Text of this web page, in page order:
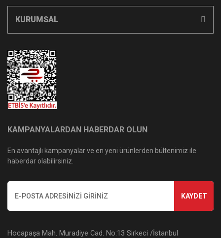
KURUMSAL
KAMPANYALARDAN HABERDAR OLUN
En avantajlı kampanyalar ve en yeni ürünlerden bültenimiz ile
haberdar olabilirsiniz.
KAYDET
Hocapaşa Mah. Muradiye Cad. No:13 Sirkeci /İstanbul